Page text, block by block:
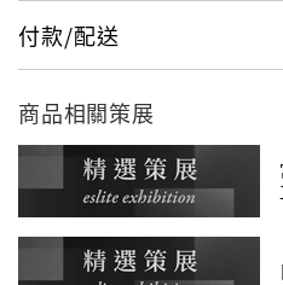
11. 塚森の大樹
《B面》
1. 風のとおり道
2. ずぶぬれオバケ
3. 月夜の飛行
4. メイがいない
付款/配送
商品相關策展